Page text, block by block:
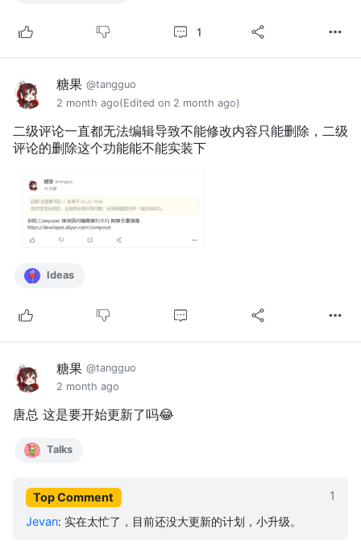
1
糖果 @tangguo
2 month ago(Edited on 2 month ago)
二级评论一直都无法编辑导致不能修改内容只能删除，二级
评论的删除这个功能能不能实装下
Ideas
糖果 @tangguo
2 month ago
唐总 这是要开始更新了吗😂
Talks
Top Comment
1
Jevan: 实在太忙了，目前还没大更新的计划，小升级。